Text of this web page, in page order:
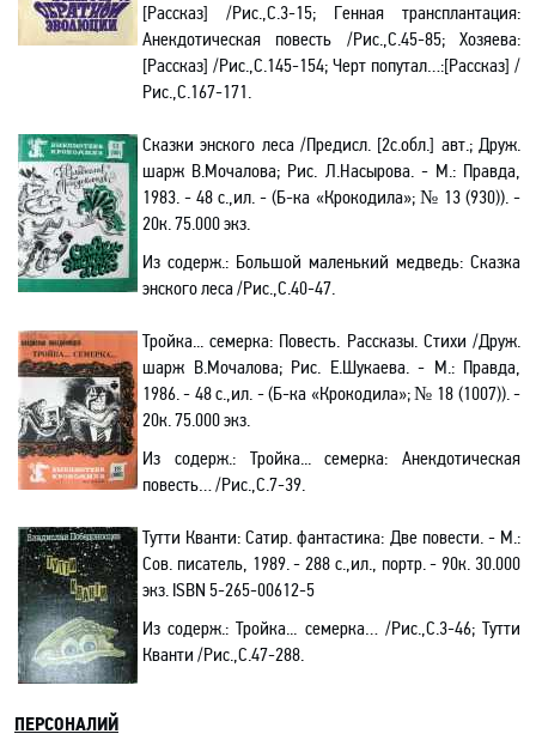
[Рассказ] /Рис.,С.3-15; Генная трансплантация:
Анекдотическая повесть /Рис.,С.45-85; Хозяева:
[Рассказ] /Рис.,С.145-154; Черт попутал…:[Рассказ] /
Рис.,С.167-171.
Сказки энского леса /Предисл. [2с.обл.] авт.;Друж.
шарж В.Мочалова; Рис. Л.Насырова. - М.: Правда,
1983. - 48 с.,ил. - (Б-ка «Крокодила»; № 13 (930)). -
20к. 75.000 экз.
Из содерж.: Большой маленький медведь: Сказка
энского леса /Рис.,С.40-47.
Тройка... семерка: Повесть. Рассказы. Стихи /Друж.
шарж В.Мочалова; Рис. Е.Шукаева. - М.: Правда,
1986. - 48 с.,ил. - (Б-ка «Крокодила»; № 18 (1007)). -
20к. 75.000 экз.
Из содерж.:
Тройка... семерка: Анекдотическая
повесть… /Рис.,С.7-39.
Тутти Кванти: Сатир. фантастика: Две повести. - М.:
Сов. писатель, 1989. - 288 с.,ил., портр. - 90к. 30.000
экз. ISBN 5-265-00612-5
Из содерж.: Тройка... семерка… /Рис.,С.3-46; Тутти
Кванти /Рис.,С.47-288.
ПЕРСОНАЛИЙ